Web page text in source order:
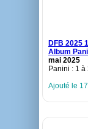
DFB 2025
Album
mai 2025
Panini : 1 à
Ajouté le